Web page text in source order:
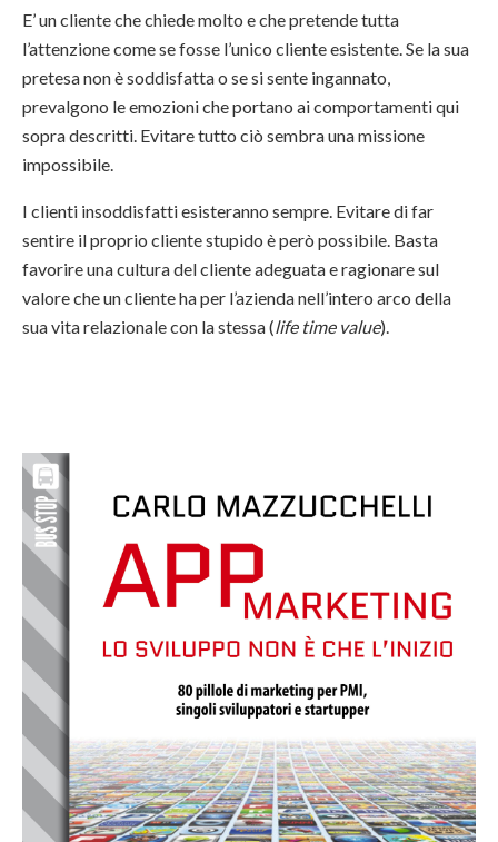
E’ un cliente che chiede molto e che pretende tutta
l’attenzione come se fosse l’unico cliente esistente. Se la sua
pretesa non è soddisfatta o se si sente ingannato,
prevalgono le emozioni che portano ai comportamenti qui
sopra descritti. Evitare tutto ciò sembra una missione
impossibile.
I clienti insoddisfatti esisteranno sempre. Evitare di far
sentire il proprio cliente stupido è però possibile. Basta
favorire una cultura del cliente adeguata e ragionare sul
valore che un cliente ha per l’azienda nell’intero arco della
sua vita relazionale con la stessa (life time value).